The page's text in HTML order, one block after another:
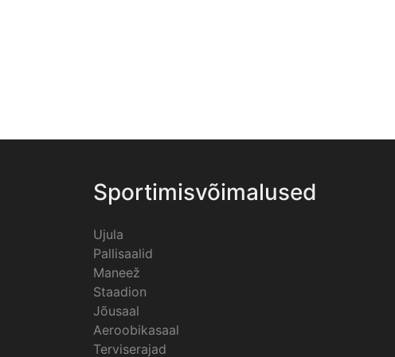
Sportimisvõimalused
Ujula
Pallisaalid
Maneež
Staadion
Jõusaal
Aeroobikasaal
Terviserajad